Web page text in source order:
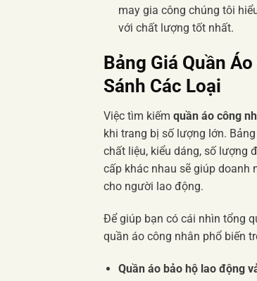
may gia công chúng tôi
với chất lượng tốt nhất.
Bảng Giá Quần
Sánh Các Loại
Việc tìm kiếm quần áo công
khi trang bị số lượng lớn.
chất liệu, kiểu dáng, số lượng
cấp khác nhau sẽ giúp doanh
cho người lao động.
Để giúp bạn có cái nhìn tổng
quần áo công nhân phổ biến
Quần áo bảo hộ lao động